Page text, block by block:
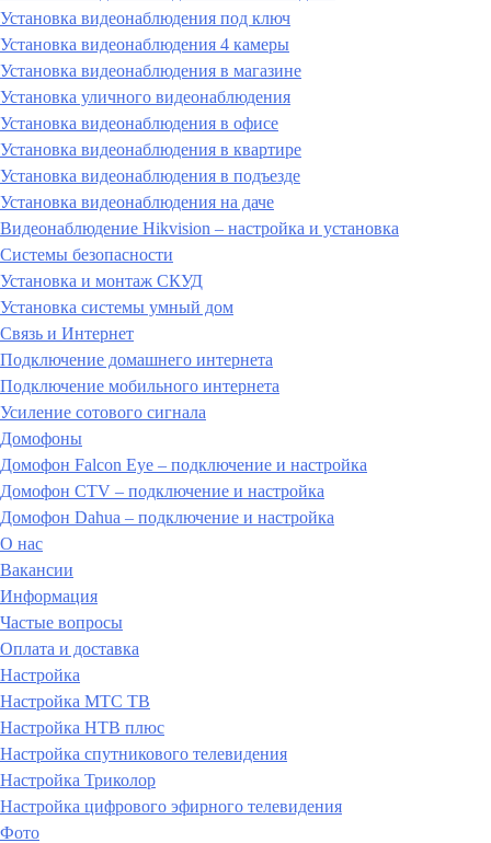
Установка видеонаблюдения под ключ
Установка видеонаблюдения 4 камеры
Установка видеонаблюдения в магазине
Установка уличного видеонаблюдения
Установка видеонаблюдения в офисе
Установка видеонаблюдения в квартире
Установка видеонаблюдения в подъезде
Установка видеонаблюдения на даче
Видеонаблюдение Hikvision – настройка и установка
Системы безопасности
Установка и монтаж СКУД
Установка системы умный дом
Связь и Интернет
Подключение домашнего интернета
Подключение мобильного интернета
Усиление сотового сигнала
Домофоны
Домофон Falcon Eye – подключение и настройка
Домофон CTV – подключение и настройка
Домофон Dahua – подключение и настройка
О нас
Вакансии
Информация
Частые вопросы
Оплата и доставка
Настройка
Настройка МТС ТВ
Настройка НТВ плюс
Настройка спутникового телевидения
Настройка Триколор
Настройка цифрового эфирного телевидения
Фото